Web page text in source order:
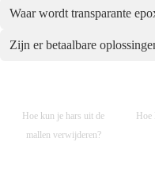
Waar wordt transparante
Zijn er betaalbare
Hoe kun je hars uit de
mallen verwijderen?